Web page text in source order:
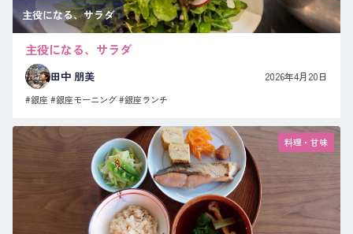
主役になる、サラダ
主役になる、サラダ
田中 朋美 2026年4月20日
#銀座 #銀座モーニング#銀座ランチ
料理・甘味